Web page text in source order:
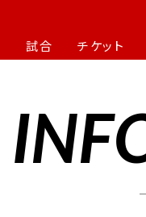
試合 チケット